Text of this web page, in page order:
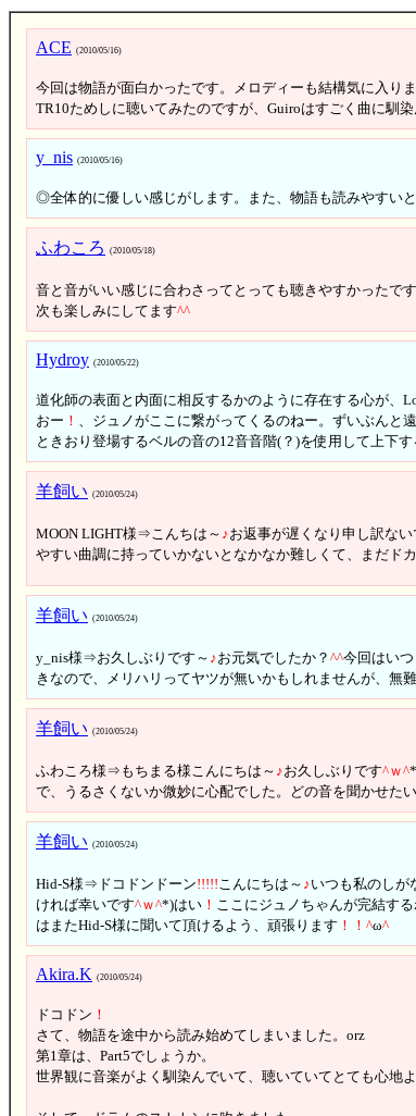
ACE (2010/05/16)
今回は物語が面白かったです。メロディーも結構気に入りま
TR10ためしに聴いてみたのですが、Guiroはすごく曲に馴
y_nis (2010/05/16)
◎全体的に優しい感じがします。また、物語も読みやすい
ふわころ (2010/05/18)
音と音がいい感じに合わさってとっても聴きやすかったです
次も楽しみにしてます^^
Hydroy (2010/05/22)
道化師の表面と内面に相反するかのように存在する心が、
おー ！
、ジュノがここに繋がってくるのねー。ずいぶん
ときおり登場するベルの音の12音音階(？)を使用して上下
羊飼い (2010/05/24)
MOON LIGHT様⇒こんちは～ ♪お返事が遅くなり申し訳な
やすい曲調に持っていかないとなかなか難しくて、まだド
羊飼い (2010/05/24)
y_nis様⇒お久しぶりです～ ♪お元気でしたか？ ^^今回はい
きなので、メリハリってヤツが無いかもしれませんが、無
羊飼い (2010/05/24)
ふわころ様⇒もちまる様こんにちは～ ♪お久しぶりです^ｗ^
で、うるさくないか微妙に心配でした。どの音を聞かせた
羊飼い (2010/05/24)
Hid-S様⇒ドコドンドーン!!!!! こんにちは～ ♪いつも私のしが
ければ幸いです^ｗ^*)はい ！ ここにジュノちゃんが完結す
はまたHid-S様に聞いて頂けるよう、頑張ります ！ ！ ^ω^
Akira.K (2010/05/24)
ドコドン ！
さて、物語を途中から読み始めてしまいました。orz
第1章は、Part5でしょうか。
世界観に音楽がよく馴染んでいて、聴いていてとても心地よ